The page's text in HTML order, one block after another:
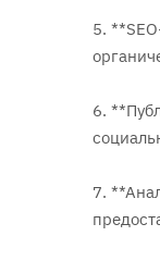
5.
6.
7.